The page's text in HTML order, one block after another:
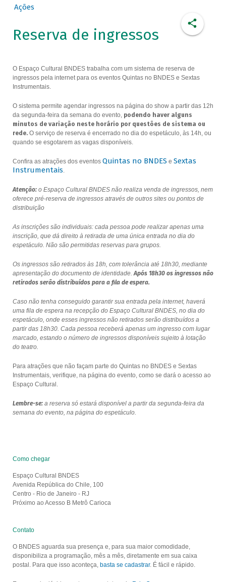
Ações
Reserva de ingressos
O Espaço Cultural BNDES trabalha com um sistema de reserva de
ingressos pela internet para os eventos Quintas no BNDES e Sextas
Instrumentais.
O sistema permite agendar ingressos na página do show a partir das 12h
da segunda-feira da semana do evento, podendo haver alguns
minutos de variação neste horário por questões de sistema ou
rede.O serviço de reserva é encerrado no dia do espetáculo, às 14h, ou
quando se esgotarem as vagas disponíveis.
Confira as atrações dos eventos Quintas no BNDES e Sextas
Instrumentais.
Atenção:o Espaço Cultural BNDES não realiza venda de ingressos, nem
oferece pré-reserva de ingressos através de outros sites ou pontos de
distribuição
As inscrições são individuais: cada pessoa pode realizar apenas uma
inscrição, que dá direito à retirada de uma única entrada no dia do
espetáculo. Não são permitidas reservas para grupos.
Os ingressos são retirados às 18h, com tolerância até 18h30, mediante
apresentação do documento de identidade.Após 18h30 os ingressos não
retirados serão distribuídos para a fila de espera.
Caso não tenha conseguido garantir sua entrada pela internet, haverá
uma fila de espera na recepção do Espaço Cultural BNDES, no dia do
espetáculo, onde esses ingressos não retirados serão distribuídos a
partir das 18h30. Cada pessoa receberá apenas um ingresso com lugar
marcado, estando o número de ingressos disponíveis sujeito à lotação
do teatro.
Para atrações que não façam parte do Quintas no BNDES e Sextas
Instrumentais, verifique, na página do evento, como se dará o acesso ao
Espaço Cultural.
Lembre-se:a reserva só estará disponível a partir da segunda-feira da
semana do evento, na página do espetáculo.
Como chegar
Espaço Cultural BNDES
Avenida República do Chile, 100
Centro - Rio de Janeiro - RJ
Próximo ao Acesso B Metrô Carioca
Contato
O BNDES aguarda sua presença e, para sua maior comodidade,
disponibiliza a programação, mês a mês, diretamente em sua caixa
postal. Para que isso aconteça, basta se cadastrar. É fácil e rápido.